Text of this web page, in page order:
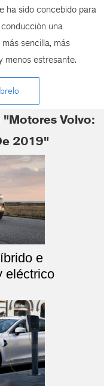
ha sido concebido para
una
sencilla, más
menos estresante.
"Motores Volvo:
2019"
e
eléctrico